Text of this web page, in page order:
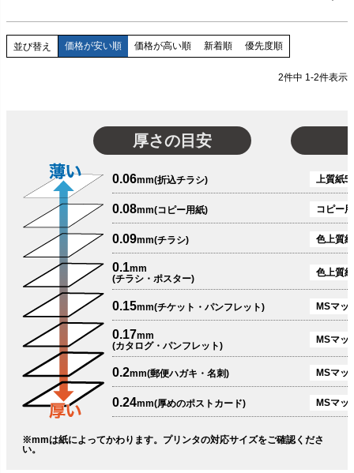
並び替え 価格が安い順 価格が高い順 新着順 優先度順
2件中 1-2件表示
厚さの目安
0.06mm(折込チラシ) 上質紙
0.08mm(コピー用紙) コピー
0.09mm(チラシ) 色上質
0.1mm
(チラシ・ポスター)
色上質
0.15mm(チケット・パンフレット) MSマッ
0.17mm
(カタログ・パンフレット)
MSマッ
0.2mm(郵便ハガキ・名刺) MSマッ
0.24mm(厚めのポストカード) MSマッ
※mmは紙によってかわります。プリンタの対応サイズをご確認くださ
い。